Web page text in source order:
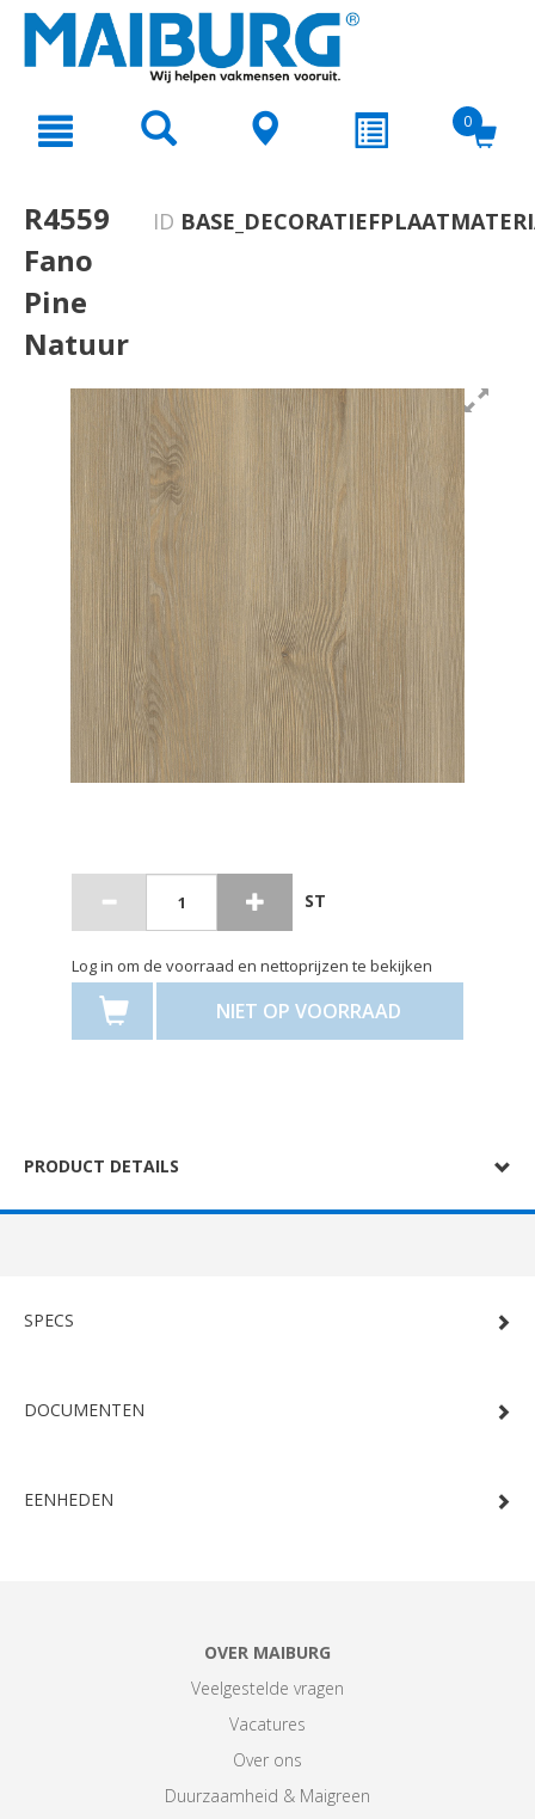
text.skipToNavigation
0
R4559
Fano
Pine
Natuur
ID
ST
Log in om de voorraad en nettoprijzen te bekijken
NIET OP VOORRAAD
PRODUCT DETAILS
SPECS
DOCUMENTEN
EENHEDEN
OVER MAIBURG
Veelgestelde vragen
Vacatures
Over ons
Duurzaamheid & Maigreen